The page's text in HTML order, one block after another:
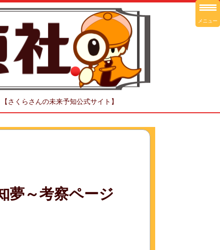
さくらさんの未来予知公式サイト】
夢～考察ページ
メニュー